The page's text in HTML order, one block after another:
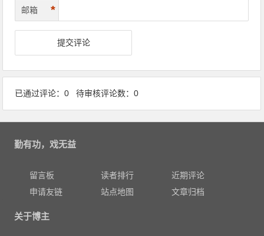
邮箱 *
已通过评论：0 待审核评论数：0
勤有功，戏无益
留言板 读者排行
近期评论
申请友链
站点地图 文章归档
关于博主